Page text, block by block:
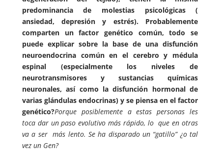
predominancia de molestias psicológicas (
ansiedad, depresión y estrés). Probablemente
comparten un factor genético común, todo se
puede explicar sobre la base de una disfunción
neuroendocrina común en el cerebro y médula
espinal (especialmente los niveles de
neurotransmisores y sustancias químicas
neuronales, así como la disfunción hormonal de
varias glándulas endocrinas) y se piensa en el factor
genético?Porque posiblemente a estas personas les
toca dar un paso evolutivo más rápido, lo que en otras
va a ser más lento. Se ha disparado un “gatillo” ¿o tal
vez un Gen?